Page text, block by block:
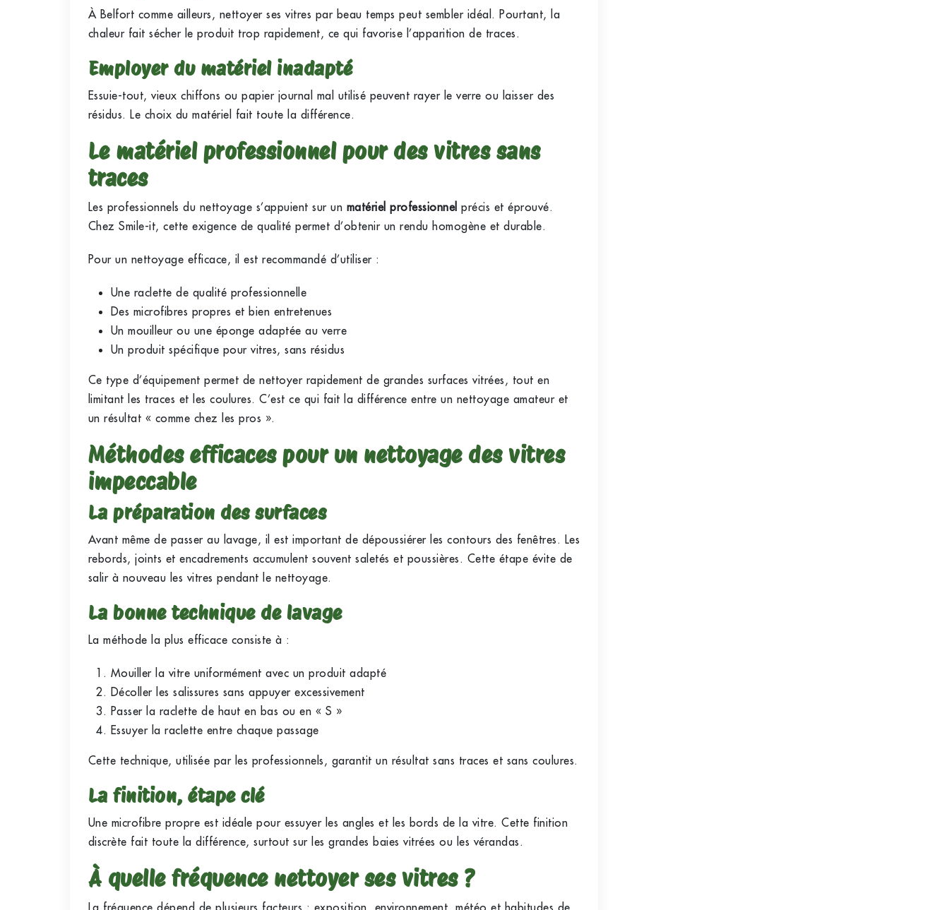
À Belfort comme ailleurs, nettoyer ses vitres par beau temps peut sembler idéal. Pourtant, la
chaleur fait sécher le produit trop rapidement, ce qui favorise l’apparition de traces.
Employer du matériel inadapté
Essuie-tout, vieux chiffons ou papier journal mal utilisé peuvent rayer le verre ou laisser des
résidus. Le choix du matériel fait toute la différence.
Le matériel professionnel pour des vitres sans
traces
Les professionnels du nettoyage s’appuient sur un matériel professionnel précis et éprouvé.
Chez Smile-it, cette exigence de qualité permet d’obtenir un rendu homogène et durable.
Pour un nettoyage efficace, il est recommandé d’utiliser :
Une raclette de qualité professionnelle
Des microfibres propres et bien entretenues
Un mouilleur ou une éponge adaptée au verre
Un produit spécifique pour vitres, sans résidus
Ce type d’équipement permet de nettoyer rapidement de grandes surfaces vitrées, tout en
limitant les traces et les coulures. C’est ce qui fait la différence entre un nettoyage amateur et
un résultat « comme chez les pros ».
Méthodes efficaces pour un nettoyage des vitres
impeccable
La préparation des surfaces
Avant même de passer au lavage, il est important de dépoussiérer les contours des fenêtres. Les
rebords, joints et encadrements accumulent souvent saletés et poussières. Cette étape évite de
salir à nouveau les vitres pendant le nettoyage.
La bonne technique de lavage
La méthode la plus efficace consiste à :
Mouiller la vitre uniformément avec un produit adapté
Décoller les salissures sans appuyer excessivement
Passer la raclette de haut en bas ou en « S »
Essuyer la raclette entre chaque passage
Cette technique, utilisée par les professionnels, garantit un résultat sans traces et sans coulures.
La finition, étape clé
Une microfibre propre est idéale pour essuyer les angles et les bords de la vitre. Cette finition
discrète fait toute la différence, surtout sur les grandes baies vitrées ou les vérandas.
À quelle fréquence nettoyer ses vitres ?
La fréquence dépend de plusieurs facteurs : exposition, environnement, météo et habitudes de